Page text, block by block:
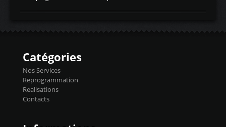
d'admissiontemp ex. pour atmo -30- 80°C
temperaturetemperature ldr moteurtemp
Injecteurs + Flashpro 1370€ TTC Le
précise et performante. Vous pourrez
basculer de la carto sans plomb à Ethanol à
l'aide du flashpro OPTION ECONOMIQUES
Reprog SP 98 sur le calculateur d'origine
450€ TTC Un gain d'environ 10cv et 15nm
Catégories
Nos Services
Reprogrammation
Realisations
Contacts